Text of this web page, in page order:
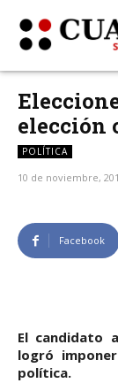
elección
POLÍTICA
10 de noviembre,
Facebook
El candidato
logró
política.